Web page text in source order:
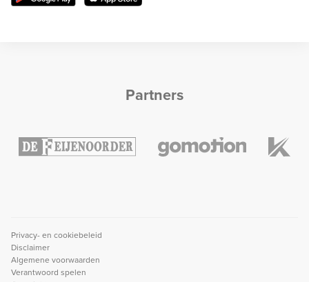
Partners
Privacy- en cookiebeleid
Disclaimer
Algemene voorwaarden
Verantwoord spelen